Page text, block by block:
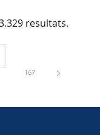
resultats.
TAB per navegar.
intermèdies Utilitzeu
Pàgina
167